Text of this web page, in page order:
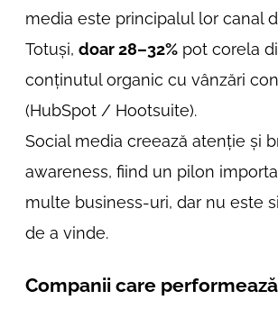
media este principalul lor canal
Totuși,doar 28–32% pot corela
conținutul organic cu vânzări
(HubSpot / Hootsuite).
Social media creează atenție și
awareness, fiind un pilon
multe business-uri, dar nu este
de a vinde.
Companii care